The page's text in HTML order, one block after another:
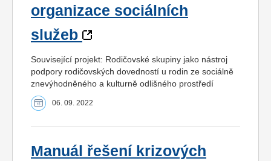
organizace sociálních
služeb
Související projekt: Rodičovské skupiny jako nástroj
podpory rodičovských dovedností u rodin ze sociálně
znevýhodněného a kulturně odlišného prostředí
06. 09. 2022
Manuál řešení krizových